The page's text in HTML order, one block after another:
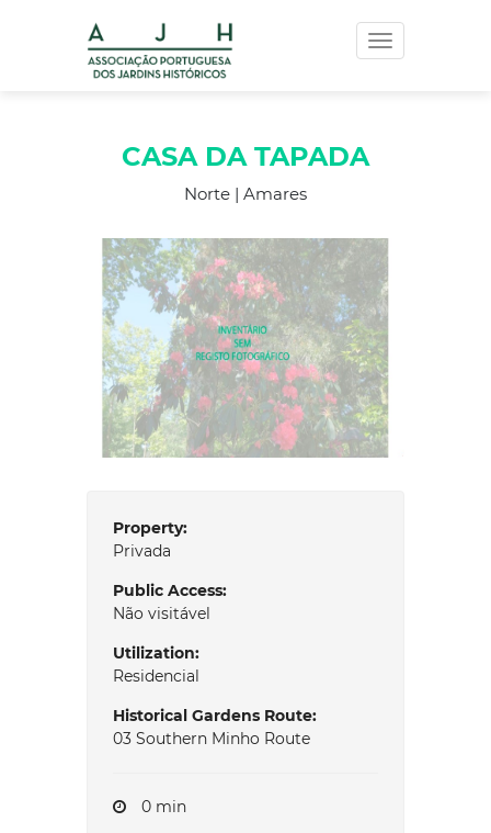
Toggle
navigation
CASA DA TAPADA
Norte | Amares
Property:
Privada
Public Access:
Não visitável
Utilization:
Residencial
Historical Gardens Route:
03 Southern Minho Route
0 min